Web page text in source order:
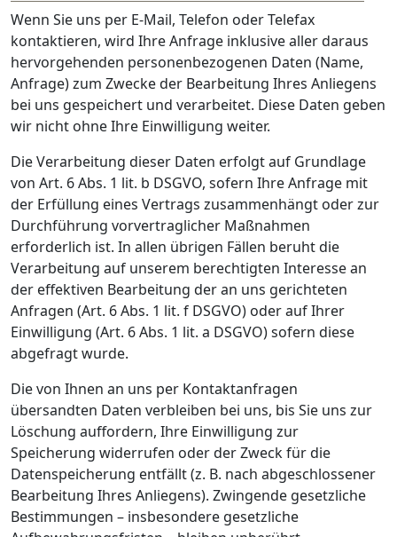
Wenn Sie uns per E-Mail, Telefon oder Telefax
kontaktieren, wird Ihre Anfrage inklusive aller daraus
hervorgehenden personenbezogenen Daten (Name,
Anfrage) zum Zwecke der Bearbeitung Ihres Anliegens
bei uns gespeichert und verarbeitet. Diese Daten geben
wir nicht ohne Ihre Einwilligung weiter.
Die Verarbeitung dieser Daten erfolgt auf Grundlage
von Art. 6 Abs. 1 lit. b DSGVO, sofern Ihre Anfrage mit
der Erfüllung eines Vertrags zusammenhängt oder zur
Durchführung vorvertraglicher Maßnahmen
erforderlich ist. In allen übrigen Fällen beruht die
Verarbeitung auf unserem berechtigten Interesse an
der effektiven Bearbeitung der an uns gerichteten
Anfragen (Art. 6 Abs. 1 lit. f DSGVO) oder auf Ihrer
Einwilligung (Art. 6 Abs. 1 lit. a DSGVO) sofern diese
abgefragt wurde.
Die von Ihnen an uns per Kontaktanfragen
übersandten Daten verbleiben bei uns, bis Sie uns zur
Löschung auffordern, Ihre Einwilligung zur
Speicherung widerrufen oder der Zweck für die
Datenspeicherung entfällt (z. B. nach abgeschlossener
Bearbeitung Ihres Anliegens). Zwingende gesetzliche
Bestimmungen – insbesondere gesetzliche